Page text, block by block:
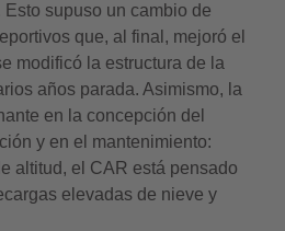
supuso un cambio de
que, al final, mejoró el
modificó la estructura de la
años parada. Asimismo, la
en la concepción del
y en el mantenimiento:
altitud, el CAR está pensado
elevadas de nieve y